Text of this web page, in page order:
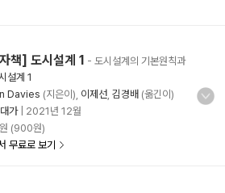
책] 도시설계 1 - 도시설계의 기본원칙과
설계 1
Davies (지은이), 이제선 김경배 (옮긴이)
가| 2021년 12월
원 (900원)
무료로 보기